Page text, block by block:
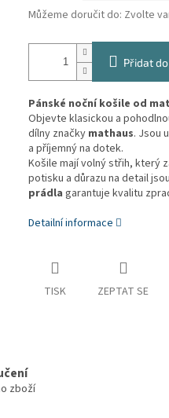
Můžeme doručit do: Zvolte
Přidat
Pánské noční košile od
Objevte klasickou a
dílny značky mathaus. Jsou
a příjemný na dotek.
Košile mají volný střih, který
potisku a důrazu na detail
prádla garantuje kvalitu
Detailní informace
TISK ZEPTAT SE
zboží